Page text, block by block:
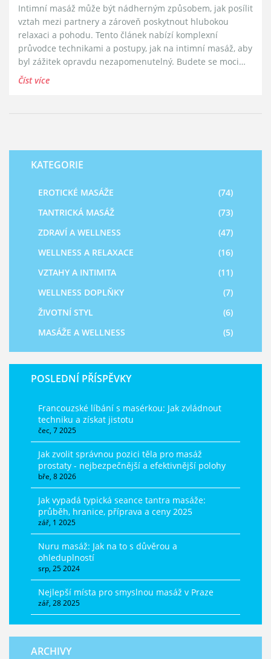
Intimní masáž může být nádherným způsobem, jak posílit
vztah mezi partnery a zároveň poskytnout hlubokou
relaxaci a pohodu. Tento článek nabízí komplexní
průvodce technikami a postupy, jak na intimní masáž, aby
byl zážitek opravdu nezapomenutelný. Budete se moci
dozvědět, jaké techniky masáže jsou nejúčinnější, jak
Číst více
KATEGORIE
EROTICKÉ MASÁŽE
(74)
TANTRICKÁ MASÁŽ
(73)
ZDRAVÍ A WELLNESS
(47)
WELLNESS A RELAXACE
(16)
VZTAHY A INTIMITA
(11)
WELLNESS DOPLŇKY
(7)
ŽIVOTNÍ STYL
(6)
MASÁŽE A WELLNESS
(5)
POSLEDNÍ PŘÍSPĚVKY
Francouzské líbání s masérkou: Jak zvládnout
techniku a získat jistotu
čec, 7 2025
Jak zvolit správnou pozici těla pro masáž
prostaty - nejbezpečnější a efektivnější polohy
bře, 8 2026
Jak vypadá typická seance tantra masáže:
průběh, hranice, příprava a ceny 2025
zář, 1 2025
Nuru masáž: Jak na to s důvěrou a
ohleduplností
srp, 25 2024
Nejlepší místa pro smyslnou masáž v Praze
zář, 28 2025
ARCHIVY